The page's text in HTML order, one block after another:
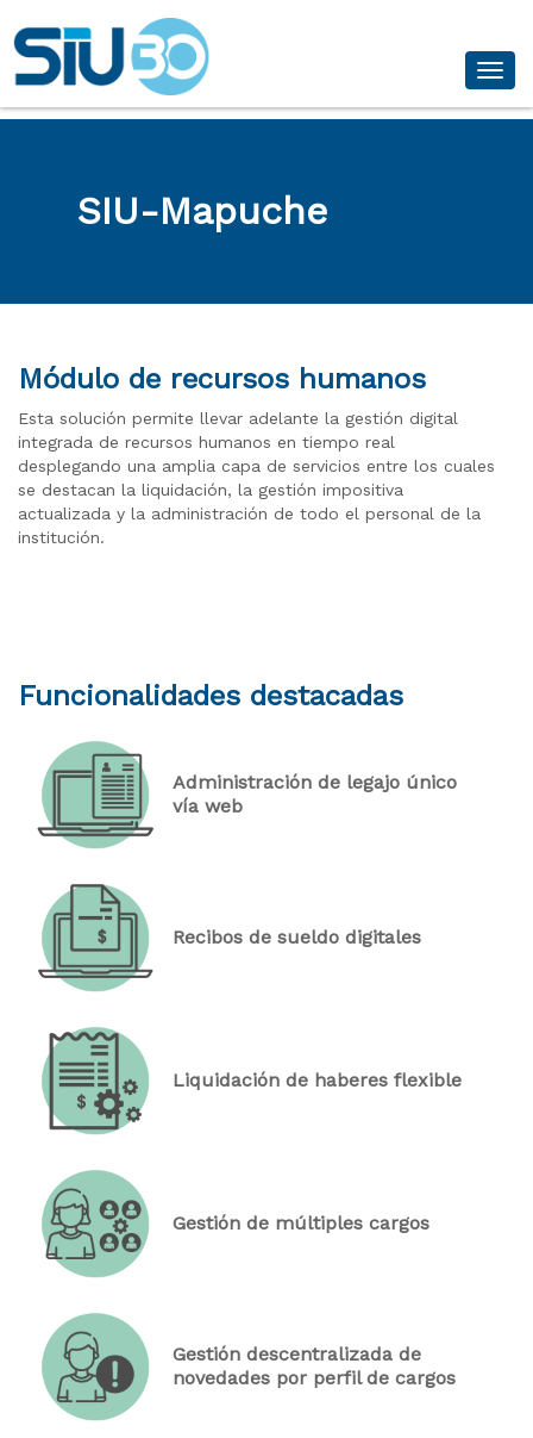
SIU-Mapuche
Módulo de recursos humanos
Esta solución permite llevar adelante la gestión digital
integrada de recursos humanos en tiempo real
desplegando una amplia capa de servicios entre los cuales
se destacan la liquidación, la gestión impositiva
actualizada y la administración de todo el personal de la
institución.
Funcionalidades destacadas
Administración de legajo único
vía web
Recibos de sueldo digitales
Liquidación de haberes flexible
Gestión de múltiples cargos
Gestión descentralizada de
novedades por perfil de cargos